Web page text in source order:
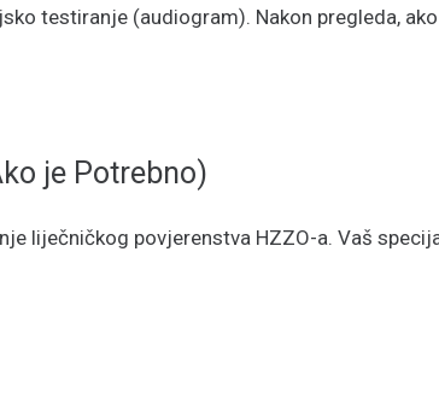
testiranje (audiogram). Nakon pregleda,
je Potrebno)
liječničkog povjerenstva HZZO-a. Vaš